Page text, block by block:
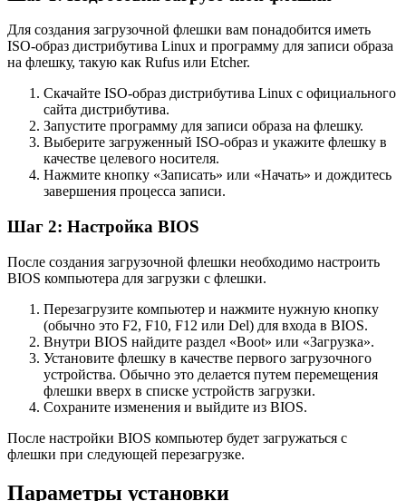
Для создания загрузочной флешки вам понадобится иметь
ISO-образ дистрибутива Linux и программу для записи образа
на флешку, такую как Rufus или Etcher.
Скачайте ISO-образ дистрибутива Linux с официального
сайта дистрибутива.
Запустите программу для записи образа на флешку.
Выберите загруженный ISO-образ и укажите флешку в
качестве целевого носителя.
Нажмите кнопку «Записать» или «Начать» и дождитесь
завершения процесса записи.
Шаг 2: Настройка BIOS
После создания загрузочной флешки необходимо настроить
BIOS компьютера для загрузки с флешки.
Перезагрузите компьютер и нажмите нужную кнопку
(обычно это F2, F10, F12 или Del) для входа в BIOS.
Внутри BIOS найдите раздел «Boot» или «Загрузка».
Установите флешку в качестве первого загрузочного
устройства. Обычно это делается путем перемещения
флешки вверх в списке устройств загрузки.
Сохраните изменения и выйдите из BIOS.
После настройки BIOS компьютер будет загружаться с
флешки при следующей перезагрузке.
Параметры установки